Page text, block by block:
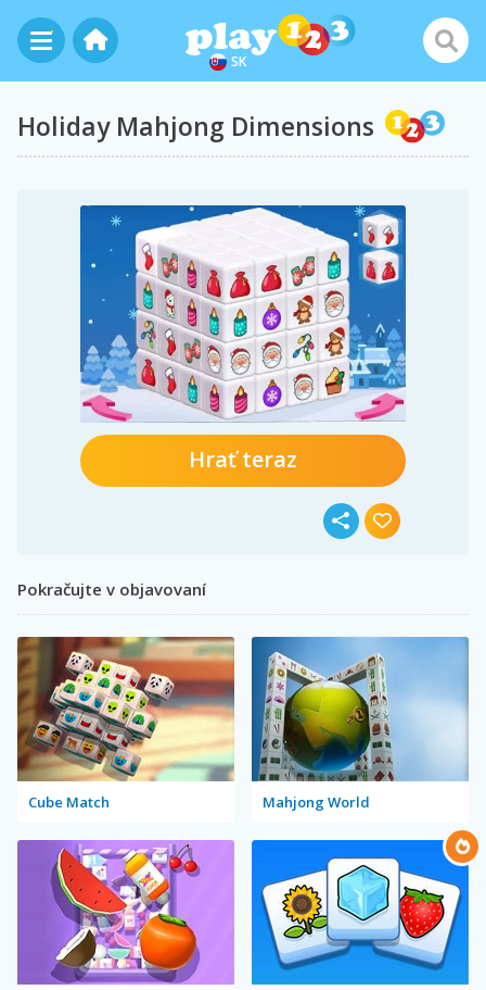
SK
Holiday Mahjong Dimensions
Hrať teraz
Pokračujte v objavovaní
Cube Match Mahjong World